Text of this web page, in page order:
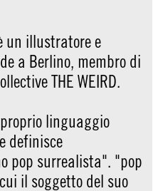
un illustratore e
a Berlino, membro di
THE WEIRD.
linguaggio
definisce
pop surrealista". "pop
il soggetto del suo